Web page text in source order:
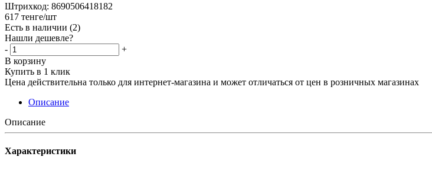
Штрихкод: 8690506418182
617 тенге/шт
Есть в наличии (2)
Нашли дешевле?
-
+
В корзину
Купить в 1 клик
Цена действительна только для интернет-магазина и может отличаться от цен в розничных магазинах
Описание
Описание
Характеристики